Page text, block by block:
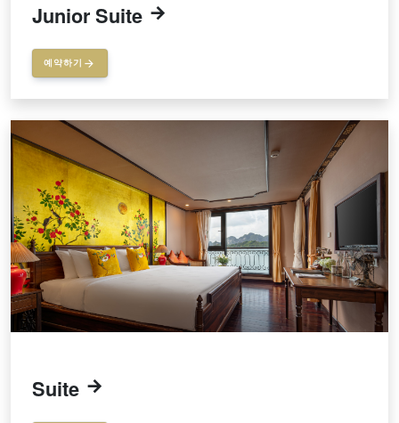
Junior Suite
예약하기
Suite